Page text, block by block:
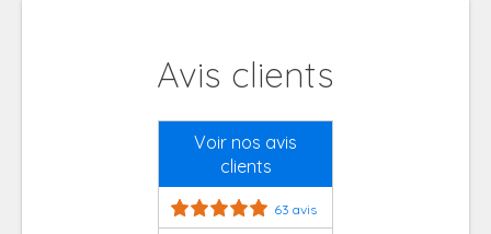
Avis clients
Voir nos avis
clients
63 avis